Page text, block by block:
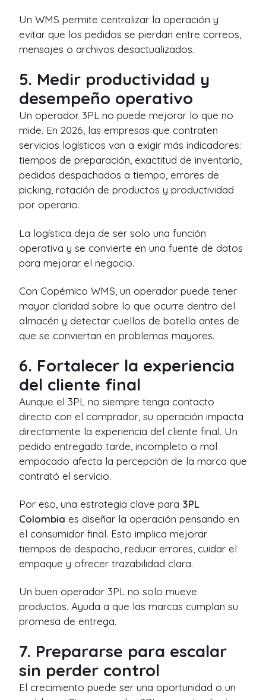
Un WMS permite centralizar la operación y
evitar que los pedidos se pierdan entre correos,
mensajes o archivos desactualizados.
5. Medir productividad y
desempeño operativo
Un operador 3PL no puede mejorar lo que no
mide. En 2026, las empresas que contraten
servicios logísticos van a exigir más indicadores:
tiempos de preparación, exactitud de inventario,
pedidos despachados a tiempo, errores de
picking, rotación de productos y productividad
por operario.
La logística deja de ser solo una función
operativa y se convierte en una fuente de datos
para mejorar el negocio.
Con Copérnico WMS, un operador puede tener
mayor claridad sobre lo que ocurre dentro del
almacén y detectar cuellos de botella antes de
que se conviertan en problemas mayores.
6. Fortalecer la experiencia
del cliente final
Aunque el 3PL no siempre tenga contacto
directo con el comprador, su operación impacta
directamente la experiencia del cliente final. Un
pedido entregado tarde, incompleto o mal
empacado afecta la percepción de la marca que
contrató el servicio.
Por eso, una estrategia clave para 3PL
Colombia es diseñar la operación pensando en
el consumidor final. Esto implica mejorar
tiempos de despacho, reducir errores, cuidar el
empaque y ofrecer trazabilidad clara.
Un buen operador 3PL no solo mueve
productos. Ayuda a que las marcas cumplan su
promesa de entrega.
7. Prepararse para escalar
sin perder control
El crecimiento puede ser una oportunidad o un